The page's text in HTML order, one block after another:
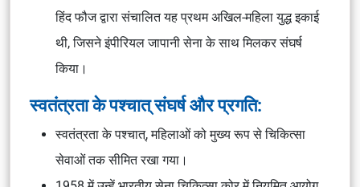
हिंद फौज द्वारा संचालित यह प्रथम अखिल-महिला युद्ध इकाई
थी, जिसने इंपीरियल जापानी सेना के साथ मिलकर संघर्ष
किया।
स्वतंत्रता के पश्चात् संघर्ष और प्रगति:
स्वतंत्रता के पश्चात्, महिलाओं को मुख्य रूप से चिकित्सा
सेवाओं तक सीमित रखा गया।